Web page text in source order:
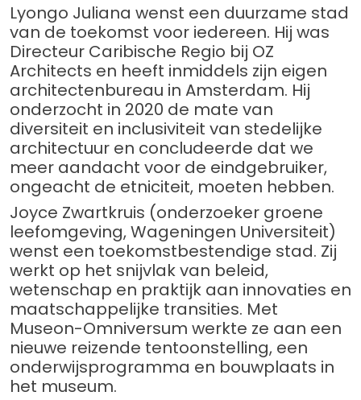
Lyongo Juliana wenst een duurzame stad
van de toekomst voor iedereen. Hij was
Directeur Caribische Regio bij OZ
Architects en heeft inmiddels zijn eigen
architectenbureau in Amsterdam. Hij
onderzocht in 2020 de mate van
diversiteit en inclusiviteit van stedelijke
architectuur en concludeerde dat we
meer aandacht voor de eindgebruiker,
ongeacht de etniciteit, moeten hebben.
Joyce Zwartkruis (onderzoeker groene
leefomgeving, Wageningen Universiteit)
wenst een toekomstbestendige stad. Zij
werkt op het snijvlak van beleid,
wetenschap en praktijk aan innovaties en
maatschappelijke transities. Met
Museon-Omniversum werkte ze aan een
nieuwe reizende tentoonstelling, een
onderwijsprogramma en bouwplaats in
het museum.